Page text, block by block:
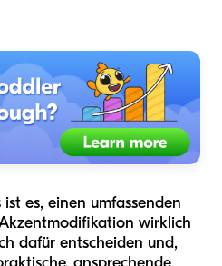
es, einen umfassenden
wirklich
dafür entscheiden und,